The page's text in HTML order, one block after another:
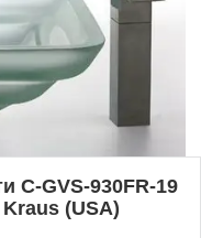
C-GVS-930FR-19
(USA)